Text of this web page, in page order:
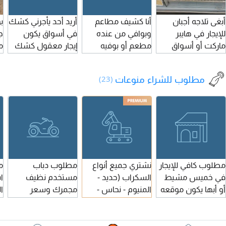
للتواصل
أبغى تلاجه أجبان
للإيجار في هايبر
ماركت أو أسواق
أنا كشيف مطاعم
وبوافي من عنده
مطعم أو بوفيه
للإيجار يتواصل معي
يراسلني رقم
أريد أحد يأجرني كشك
في أسواق يكون
إيجار معقول كشك
يعني نبيع فيه
مطلوب للشراء منوعات (23)
مطلوب كافي للإيجار
في خميس مشيط
أو أبها يكون موقعه
حلو ولو في محطة
نشتري جميع أنواع
السكراب (حديد -
المنيوم - نحاس -
فولاذ - معدات
مطلوب دباب
مستخدم نظيف
مجمرك وسعر
معقول